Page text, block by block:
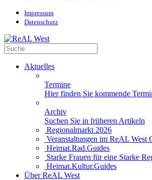
Impressum
Datenschutz
Aktuelles
Termine
Hier finden Sie kommende
Archiv
Suchen Sie in früheren Artikeln
Regionalmarkt 2026
Veranstaltungen im ReAL West
Heimat.Rad.Guides
Starke Frauen für eine Starke
Heimat.Kultur.Guides
Über ReAL West